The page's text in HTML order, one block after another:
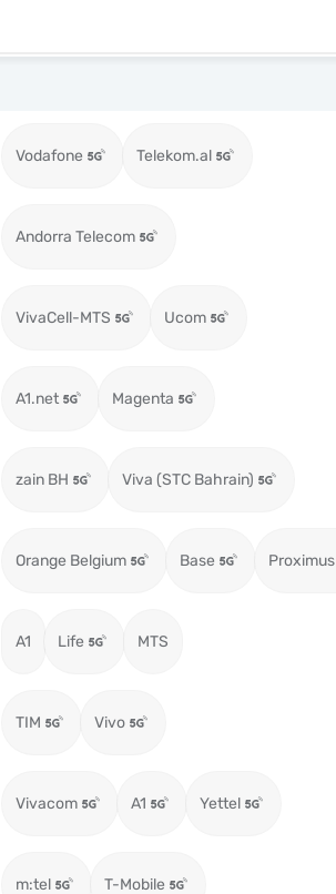
Vodafone Telekom.al
Andorra Telecom
VivaCell-MTS Ucom
A1.net Magenta
zain BH Viva (STC Bahrain)
Orange Belgium Base Proximus
A1 Life MTS
TIM Vivo
Vivacom A1 Yettel
m:tel T-Mobile